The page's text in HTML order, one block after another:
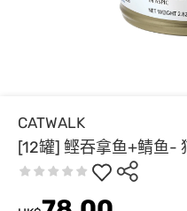
CATWALK
[12罐] 鲣吞拿鱼+鲭鱼-